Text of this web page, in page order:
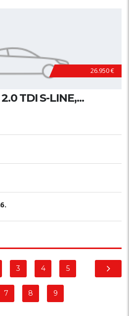
26.950 €
TDI S-LINE,...
3 4 5
7 8 9